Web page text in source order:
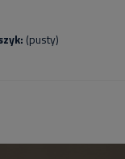
(pusty)